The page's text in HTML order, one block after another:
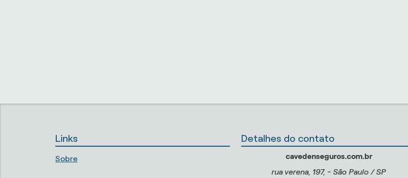
Links
Sobre
Detalhes do contato
cavedenseguros.com.br
rua verena, 197, - São Paulo / SP